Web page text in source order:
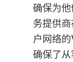
确保为
务提供
户网络
确保了